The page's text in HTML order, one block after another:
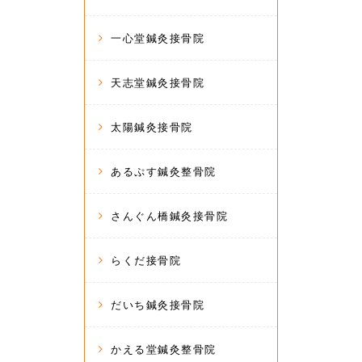
一心堂鍼灸接骨院
天志堂鍼灸接骨院
太陽鍼灸接骨院
あるぷす鍼灸整骨院
さんぐん橋鍼灸接骨院
らくだ接骨院
だいち鍼灸接骨院
かえる堂鍼灸整骨院